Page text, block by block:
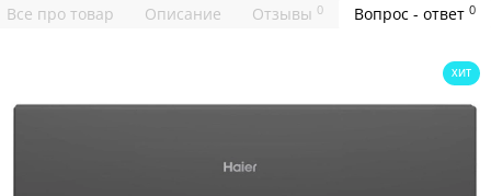
Все про товар Описание Отзывы 0 Вопрос - ответ 0
ХИТ